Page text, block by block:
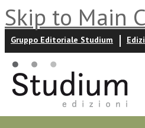
Skip to Main
Gruppo Editoriale Studium